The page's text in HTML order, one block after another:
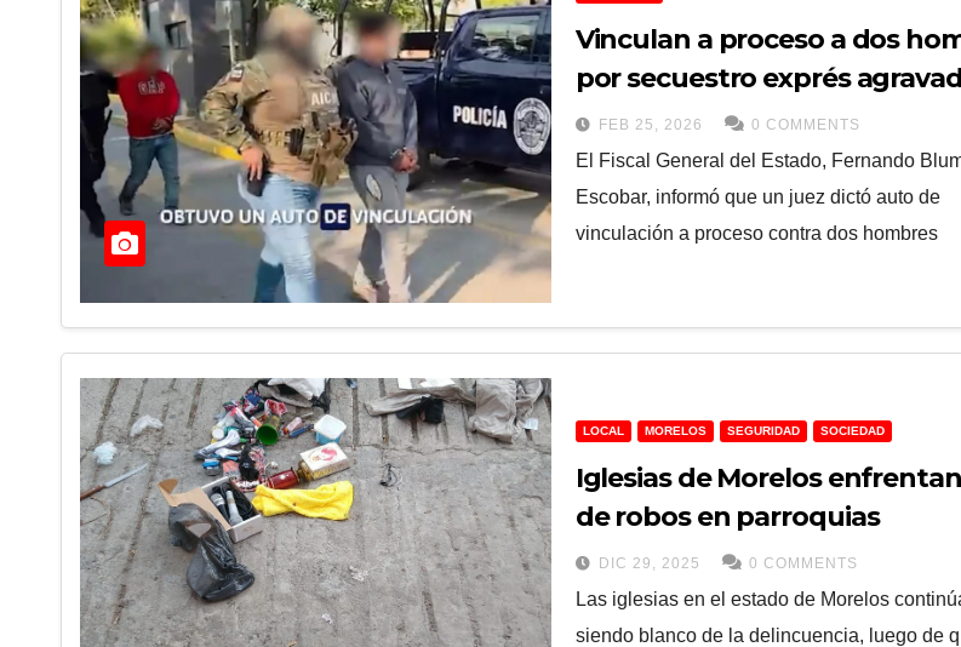
Vinculan a proceso a dos
por secuestro exprés
Ocuituco
FEB 25, 2026 0 COMMENTS
El Fiscal General del Estado, Fernando
Escobar, informó que un juez dictó auto de
vinculación a proceso contra dos hombres
LOCAL MORELOS SEGURIDAD SOCIEDAD
Iglesias de Morelos
de robos en parroquias
DIC 29, 2025 0 COMMENTS
Las iglesias en el estado de Morelos
siendo blanco de la delincuencia, luego de